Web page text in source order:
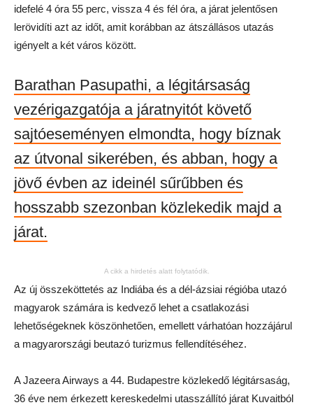
idefelé 4 óra 55 perc, vissza 4 és fél óra, a járat jelentősen
lerövidíti azt az időt, amit korábban az átszállásos utazás
igényelt a két város között.
Barathan Pasupathi, a légitársaság
vezérigazgatója a járatnyitót követő
sajtóeseményen elmondta, hogy bíznak
az útvonal sikerében, és abban, hogy a
jövő évben az ideinél sűrűbben és
hosszabb szezonban közlekedik majd a
járat.
A cikk a hirdetés alatt folytatódik.
Az új összeköttetés az Indiába és a dél-ázsiai régióba utazó
magyarok számára is kedvező lehet a csatlakozási
lehetőségeknek köszönhetően, emellett várhatóan hozzájárul
a magyarországi beutazó turizmus fellendítéséhez.
A Jazeera Airways a 44. Budapestre közlekedő légitársaság,
36 éve nem érkezett kereskedelmi utasszállító járat Kuvaitból